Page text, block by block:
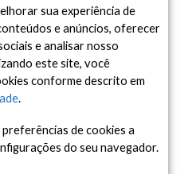
sua experiência de
e anúncios, oferecer
e analisar nosso
este site, você
conforme descrito em
.
de cookies a
do seu navegador.